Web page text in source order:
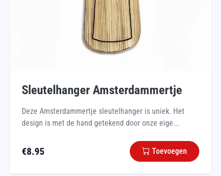
Sleutelhanger Amsterdammertje
Deze Amsterdammertje sleutelhanger is uniek. Het
design is met de hand getekend door onze eige...
€8.95 Toevoegen